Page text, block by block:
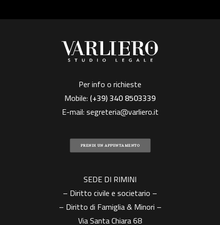
Per info o richieste
Mobile: (+39)340 8503339
E-mail:segreteria@varliero.it
PRENDI UN APPUNTAMENTO
SEDE DI RIMINI
– Diritto civile e societario –
– Diritto di Famiglia & Minori –
Via Santa Chiara 68